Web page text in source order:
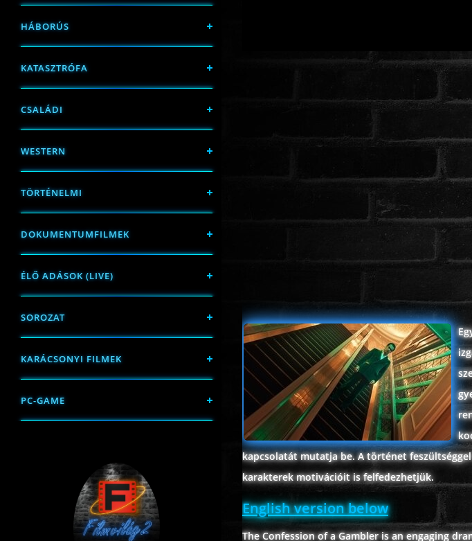
HÁBORÚS
KATASZTRÓFA
CSALÁDI
WESTERN
TÖRTÉNELMI
DOKUMENTUMFILMEK
ÉLŐ ADÁSOK (LIVE)
SOROZAT
KARÁCSONYI FILMEK
PC-GAME
kapcsolatát mutatja be. A történet
karakterek motivációit is felfedezhetjük.
English version below
The Confession of a Gambler is an engaging